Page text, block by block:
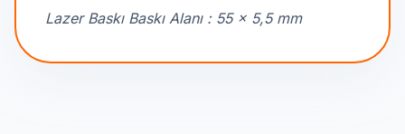
Lazer Baskı Baskı Alanı : 55 x 5,5 mm